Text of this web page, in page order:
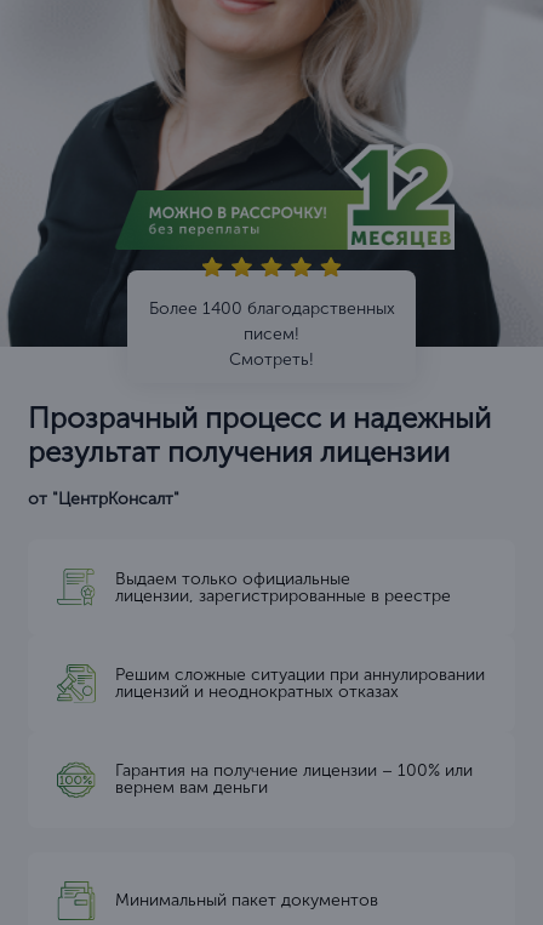
Более 1400 благодарственных
писем!
Смотреть!
Прозрачный процесс и надежный
результат получения лицензии
от "ЦентрКонсалт"
Выдаем только официальные
лицензии, зарегистрированные в реестре
Решим сложные ситуации при аннулировании
лицензий и неоднократных отказах
Гарантия на получение лицензии – 100% или
вернем вам деньги
Минимальный пакет документов